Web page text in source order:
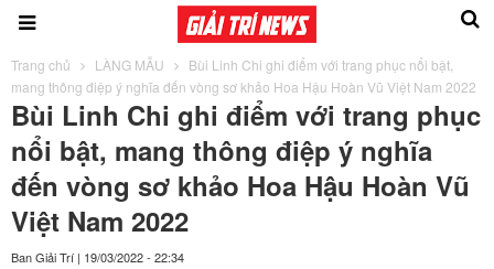
Trang chủ LÀNG MẪU
Bùi Linh Chi ghi điểm với trang phục nổi bật,
mang thông điệp ý nghĩa đến vòng sơ khảo Hoa Hậu Hoàn Vũ Việt Nam 2022
Bùi Linh Chi ghi điểm với trang phục
nổi bật, mang thông điệp ý nghĩa
đến vòng sơ khảo Hoa Hậu Hoàn Vũ
Việt Nam 2022
Ban Giải Trí | 19/03/2022 - 22:34